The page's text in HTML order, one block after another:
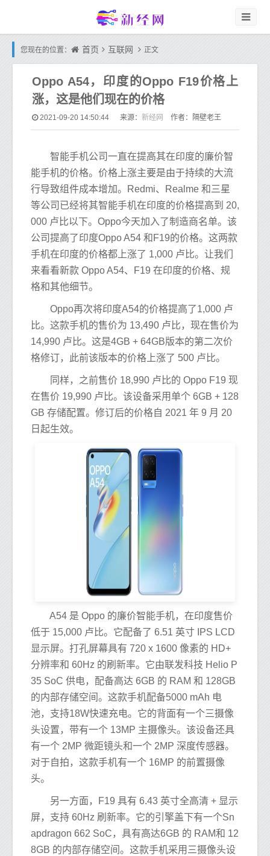
您现在的位置： 首页 互联网 正文
Oppo A54，印度的Oppo F19价格上
涨，这是他们现在的价格
2021-09-20 14:50:44 来源： 新经网 作者：隔壁老王
智能手机公司一直在提高其在印度的廉价智
能手机的价格。价格上涨主要是由于持续的大流
行导致组件成本增加。Redmi、Realme 和三星
等公司已经将其智能手机在印度的价格提高到 20,
000 卢比以下。Oppo今天加入了制造商名单。该
公司提高了印度Oppo A54 和F19的价格。这两款
手机在印度的价格都上涨了 1,000 卢比。让我们
来看看新款 Oppo A54、F19 在印度的价格、规
格和其他细节。
Oppo再次将印度A54的价格提高了1,000 卢
比。这款手机的售价为 13,490 卢比，现在售价为
14,990 卢比。这是4GB + 64GB版本的第二次价
格修订，此前该版本的价格上涨了 500 卢比。
同样，之前售价 18,990 卢比的 Oppo F19 现
在售价 19,990 卢比。该设备采用单个 6GB + 128
GB 存储配置。修订后的价格自 2021 年 9 月 20
日起生效。
A54 是 Oppo 的廉价智能手机，在印度售价
低于 15,000 卢比。它配备了 6.51 英寸 IPS LCD
显示屏。打孔屏幕具有 720 x 1600 像素的 HD+
分辨率和 60Hz 的刷新率。它由联发科技 Helio P
35 SoC 供电，配备高达 6GB 的 RAM 和 128GB
的内部存储空间。这款手机配备5000 mAh 电
池，支持18W快速充电。它的背面有一个三摄像
头设置，带有一个 13MP 主摄像头。该设备还具
有一个 2MP 微距镜头和一个 2MP 深度传感器。
对于自拍，这款手机有一个 16MP 的前置摄像
头。
另一方面，F19 具有 6.43 英寸全高清 + 显示
屏，支持 60Hz 刷新率。它的引擎盖下有一个Sn
apdragon 662 SoC，具有高达6GB 的 RAM和 12
8GB 的内部存储空间。这款手机采用三摄像头设